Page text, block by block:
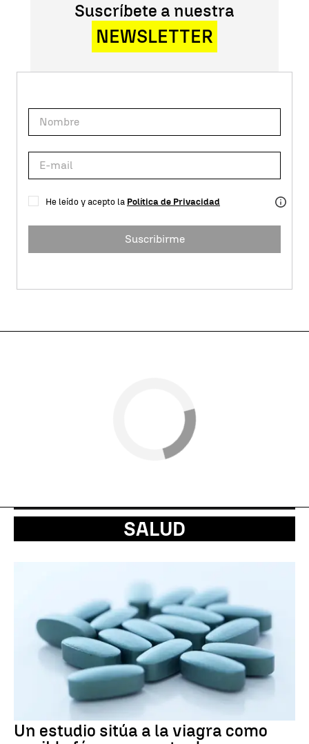
Suscríbete a nuestra
NEWSLETTER
He leído y acepto la Política de Privacidad
Suscribirme
SALUD
Un estudio sitúa a la viagra como